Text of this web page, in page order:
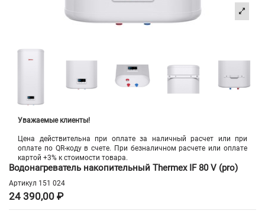
Уважаемые клиенты!
Цена действительна при оплате за наличный расчет или при
оплате по QR-коду в счете. При безналичном расчете или оплате
картой +3% к стоимости товара.
Водонагреватель накопительный Thermex IF 80 V (pro)
Артикул 151 024
24 390,00 ₽